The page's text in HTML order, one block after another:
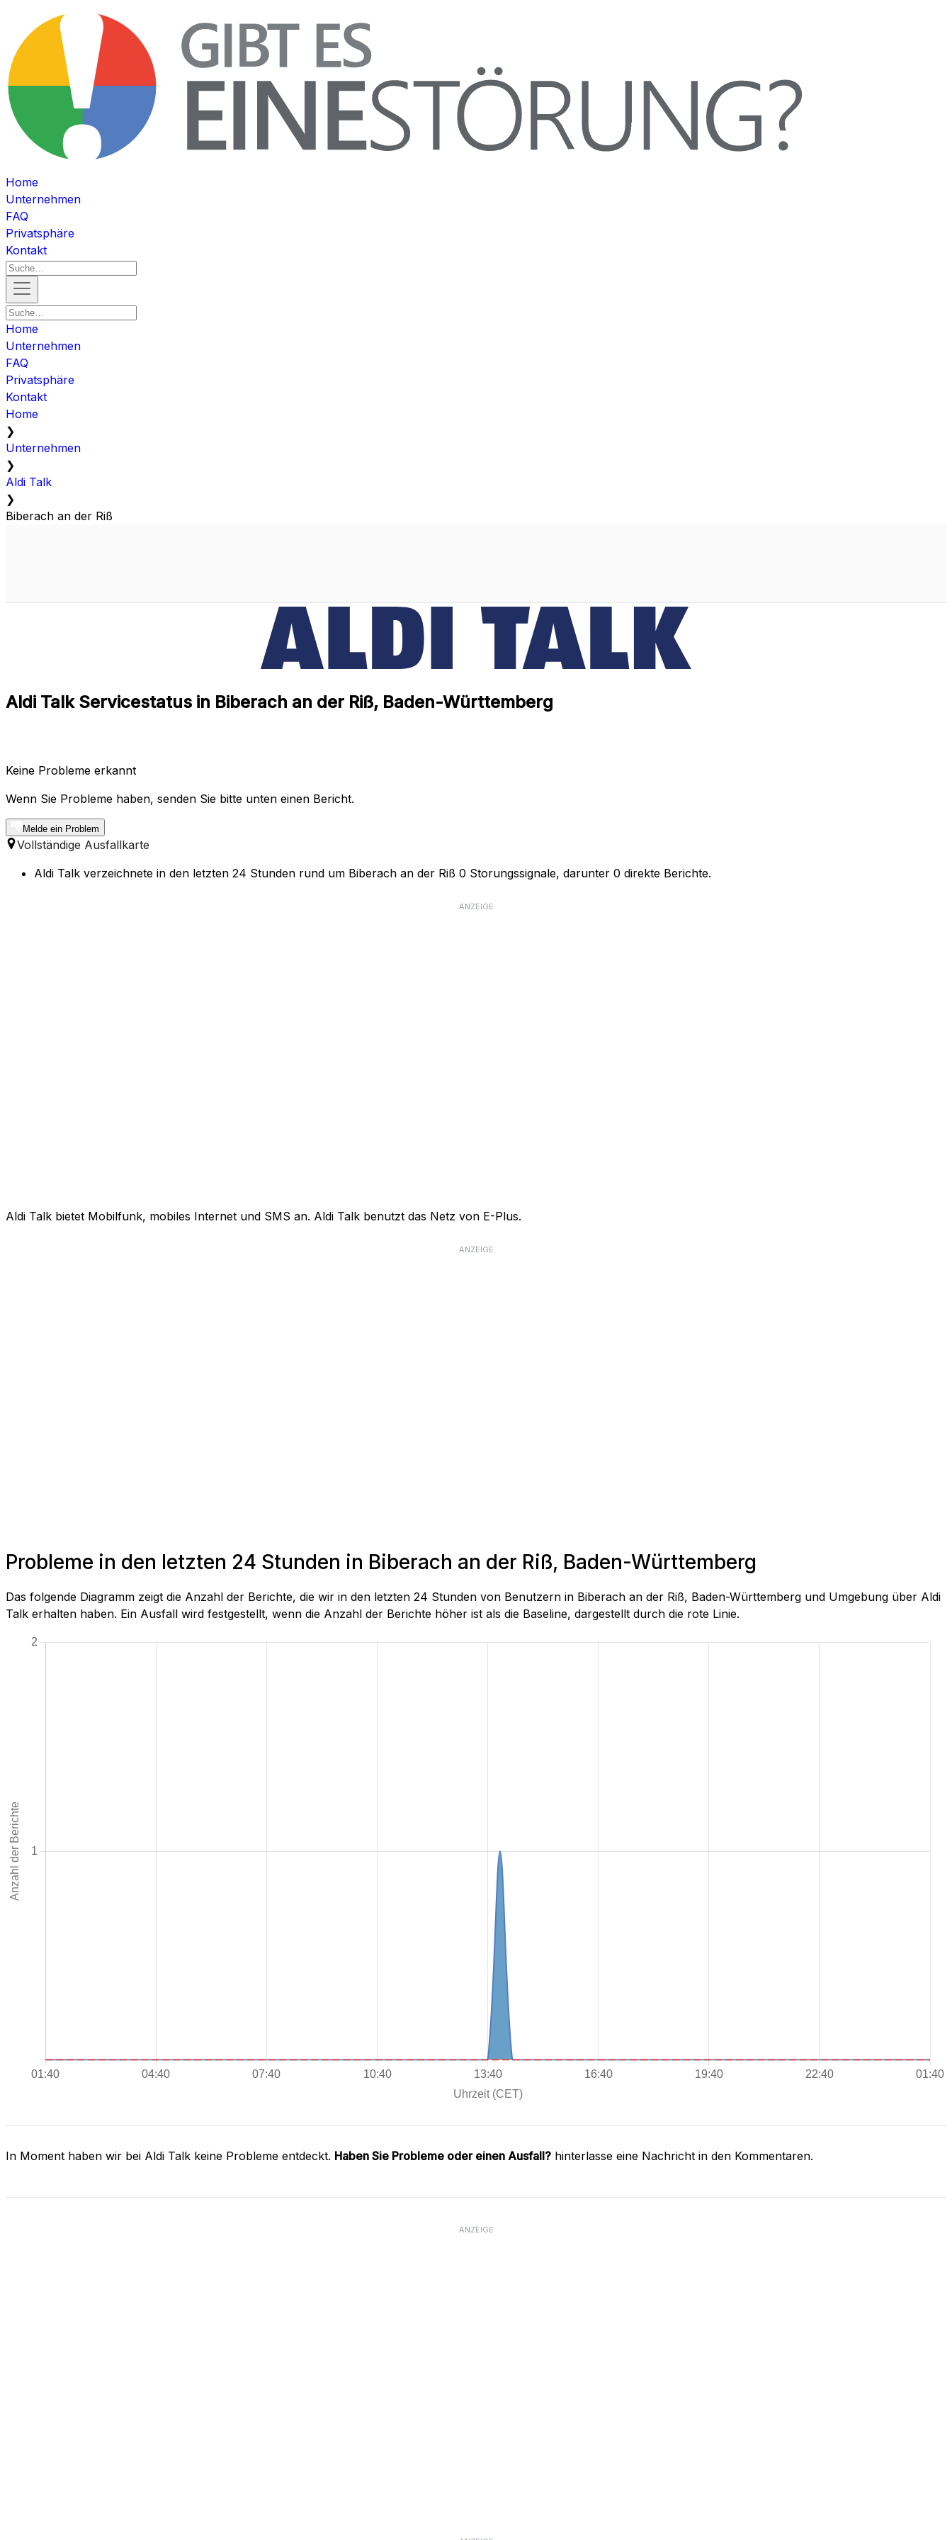
Home
Unternehmen
FAQ
Privatsphäre
Kontakt
Home
Unternehmen
FAQ
Privatsphäre
Kontakt
Home
❯
Unternehmen
❯
Aldi Talk
❯
Biberach an der Riß
Aldi Talk Servicestatus in Biberach an der Riß, Baden-Württemberg
Keine Probleme erkannt
Wenn Sie Probleme haben, senden Sie bitte unten einen Bericht.
Melde ein Problem
Vollständige Ausfallkarte
Aldi Talk verzeichnete in den letzten 24 Stunden rund um Biberach an der Riß 0 Storungssignale, darunter 0 direkte Berichte.
ANZEIGE
Aldi Talk bietet Mobilfunk, mobiles Internet und SMS an. Aldi Talk benutzt das Netz von E-Plus.
ANZEIGE
Probleme in den letzten 24 Stunden in Biberach an der Riß, Baden-Württemberg
Das folgende Diagramm zeigt die Anzahl der Berichte, die wir in den letzten 24 Stunden von Benutzern in Biberach an der Riß, Baden-Württemberg und Umgebung über Aldi
Talk erhalten haben. Ein Ausfall wird festgestellt, wenn die Anzahl der Berichte höher ist als die Baseline, dargestellt durch die rote Linie.
In Moment haben wir bei Aldi Talk keine Probleme entdeckt. Haben Sie Probleme oder einen Ausfall? hinterlasse eine Nachricht in den Kommentaren.
ANZEIGE